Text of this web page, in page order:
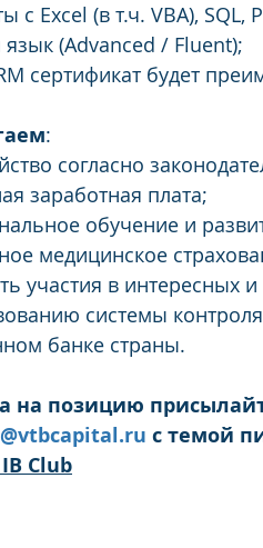
с Excel (в т.ч. VBA), SQL,
язык (Advanced / Fluent);
сертификат будет
:
согласно
заработная плата;
обучение и
медицинское
участия в интересных
системы
банке страны.
на позицию
с темой
Club